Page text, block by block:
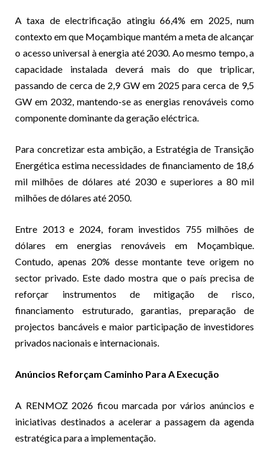
A taxa de electrificação atingiu 66,4% em 2025, num
contexto em que Moçambique mantém a meta de alcançar
o acesso universal à energia até 2030. Ao mesmo tempo, a
capacidade instalada deverá mais do que triplicar,
passando de cerca de 2,9 GW em 2025 para cerca de 9,5
GW em 2032, mantendo-se as energias renováveis como
componente dominante da geração eléctrica.
Para concretizar esta ambição, a Estratégia de Transição
Energética estima necessidades de financiamento de 18,6
mil milhões de dólares até 2030 e superiores a 80 mil
milhões de dólares até 2050.
Entre 2013 e 2024, foram investidos 755 milhões de
dólares em energias renováveis em Moçambique.
Contudo, apenas 20% desse montante teve origem no
sector privado. Este dado mostra que o país precisa de
reforçar instrumentos de mitigação de risco,
financiamento estruturado, garantias, preparação de
projectos bancáveis e maior participação de investidores
privados nacionais e internacionais.
Anúncios Reforçam Caminho Para A Execução
A RENMOZ 2026 ficou marcada por vários anúncios e
iniciativas destinados a acelerar a passagem da agenda
estratégica para a implementação.